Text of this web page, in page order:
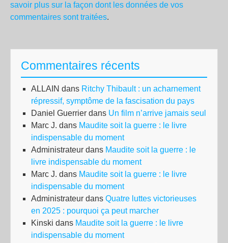
savoir plus sur la façon dont les données de vos
commentaires sont traitées.
Commentaires récents
ALLAIN dans Ritchy Thibault : un acharnement
répressif, symptôme de la fascisation du pays
Daniel Guerrier dans Un film n’arrive jamais seul
Marc J. dans Maudite soit la guerre : le livre
indispensable du moment
Administrateur dans Maudite soit la guerre : le
livre indispensable du moment
Marc J. dans Maudite soit la guerre : le livre
indispensable du moment
Administrateur dans Quatre luttes victorieuses
en 2025 : pourquoi ça peut marcher
Kinski dans Maudite soit la guerre : le livre
indispensable du moment